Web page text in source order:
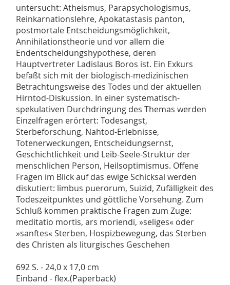
untersucht: Atheismus, Parapsychologismus,
Reinkarnationslehre, Apokatastasis panton,
postmortale Entscheidungsmöglichkeit,
Annihilationstheorie und vor allem die
Endentscheidungshypothese, deren
Hauptvertreter Ladislaus Boros ist. Ein Exkurs
befaßt sich mit der biologisch-medizinischen
Betrachtungsweise des Todes und der aktuellen
Hirntod-Diskussion. In einer systematisch-
spekulativen Durchdringung des Themas werden
Einzelfragen erörtert: Todesangst,
Sterbeforschung, Nahtod-Erlebnisse,
Totenerweckungen, Entscheidungsernst,
Geschichtlichkeit und Leib-Seele-Struktur der
menschlichen Person, Heilsoptimismus. Offene
Fragen im Blick auf das ewige Schicksal werden
diskutiert: limbus puerorum, Suizid, Zufälligkeit des
Todeszeitpunktes und göttliche Vorsehung. Zum
Schluß kommen praktische Fragen zum Zuge:
meditatio mortis, ars moriendi, »seliges« oder
»sanftes« Sterben, Hospizbewegung, das Sterben
des Christen als liturgisches Geschehen
692 S. - 24,0 x 17,0 cm
Einband - flex.(Paperback)